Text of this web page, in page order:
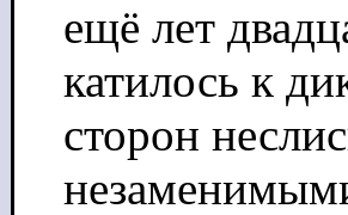
ещё лет
катилось к
сторон